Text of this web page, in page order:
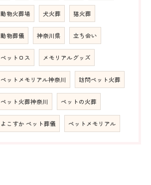
動物火葬場 犬火葬 猫火葬
動物葬儀 神奈川県 立ち会い
ペットロス メモリアルグッズ
ペットメモリアル神奈川 訪問ペット火葬
ペット火葬神奈川 ペットの火葬
よこすか ペット葬儀 ペットメモリアル